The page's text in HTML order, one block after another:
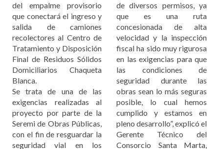
del empalme provisorio
que conectará el ingreso y
salida de camiones
recolectores al Centro de
Tratamiento y Disposición
Final de Residuos Sólidos
Domiciliarios Chaqueta
Blanca.
Se trata de una de las
exigencias realizadas al
proyecto por parte de la
Seremi de Obras Públicas,
con el fin de resguardar la
seguridad vial en los
de diversos permisos, ya
que es una ruta
concesionada de alta
velocidad y la inspección
fiscal ha sido muy rigurosa
en las exigencias para que
las condiciones de
seguridad durante las
obras sean lo más seguras
posible, lo cual hemos
cumplido y estamos en
pleno desarrollo”, explicó el
Gerente Técnico del
Consorcio Santa Marta,